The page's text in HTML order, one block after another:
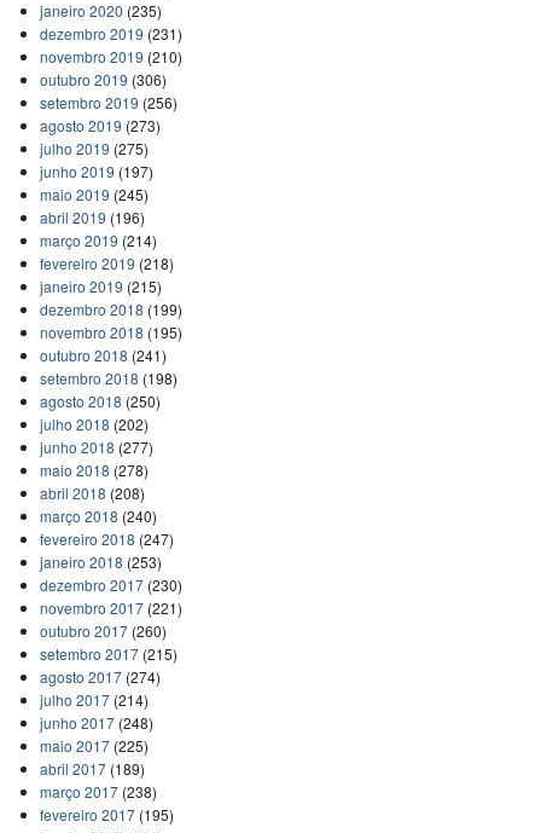
janeiro 2020 (235)
dezembro 2019 (231)
novembro 2019 (210)
outubro 2019 (306)
setembro 2019 (256)
agosto 2019 (273)
julho 2019 (275)
junho 2019 (197)
maio 2019 (245)
abril 2019 (196)
março 2019 (214)
fevereiro 2019 (218)
janeiro 2019 (215)
dezembro 2018 (199)
novembro 2018 (195)
outubro 2018 (241)
setembro 2018 (198)
agosto 2018 (250)
julho 2018 (202)
junho 2018 (277)
maio 2018 (278)
abril 2018 (208)
março 2018 (240)
fevereiro 2018 (247)
janeiro 2018 (253)
dezembro 2017(230)
novembro 2017(221)
outubro 2017(260)
setembro 2017(215)
agosto 2017(274)
julho 2017(214)
junho 2017(248)
maio 2017(225)
abril 2017(189)
março 2017(238)
fevereiro 2017(195)